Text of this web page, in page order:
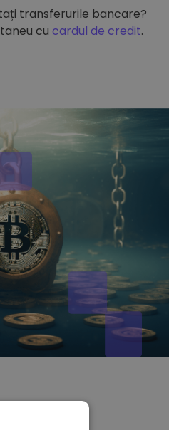
transferurile bancare?
cu cardul de credit.